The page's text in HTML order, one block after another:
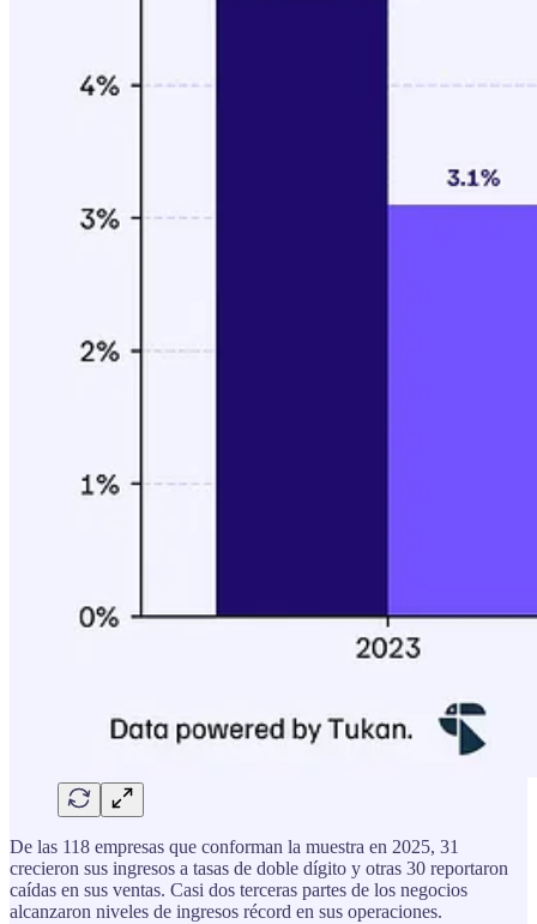
De las 118 empresas que conforman la muestra en 2025, 31
crecieron sus ingresos a tasas de doble dígito y otras 30 reportaron
caídas en sus ventas. Casi dos terceras partes de los negocios
alcanzaron niveles de ingresos récord en sus operaciones.